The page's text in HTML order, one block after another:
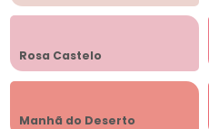
Rosa Castelo
Manhã do Deserto